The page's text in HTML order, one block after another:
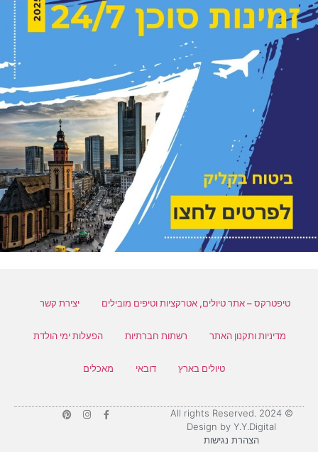
טיפטרקס – אתר טיולים, אטרקציות וטיפים מובילים יצירת קשר
מדיניות ותקנון האתר רשתות חברתיות הפעלות ימי הולדת
טיולים בארץ דובאי מאכלים
© 2024 All rights Reserved.
Design by Y.Y.Digital
הצהרת נגישות